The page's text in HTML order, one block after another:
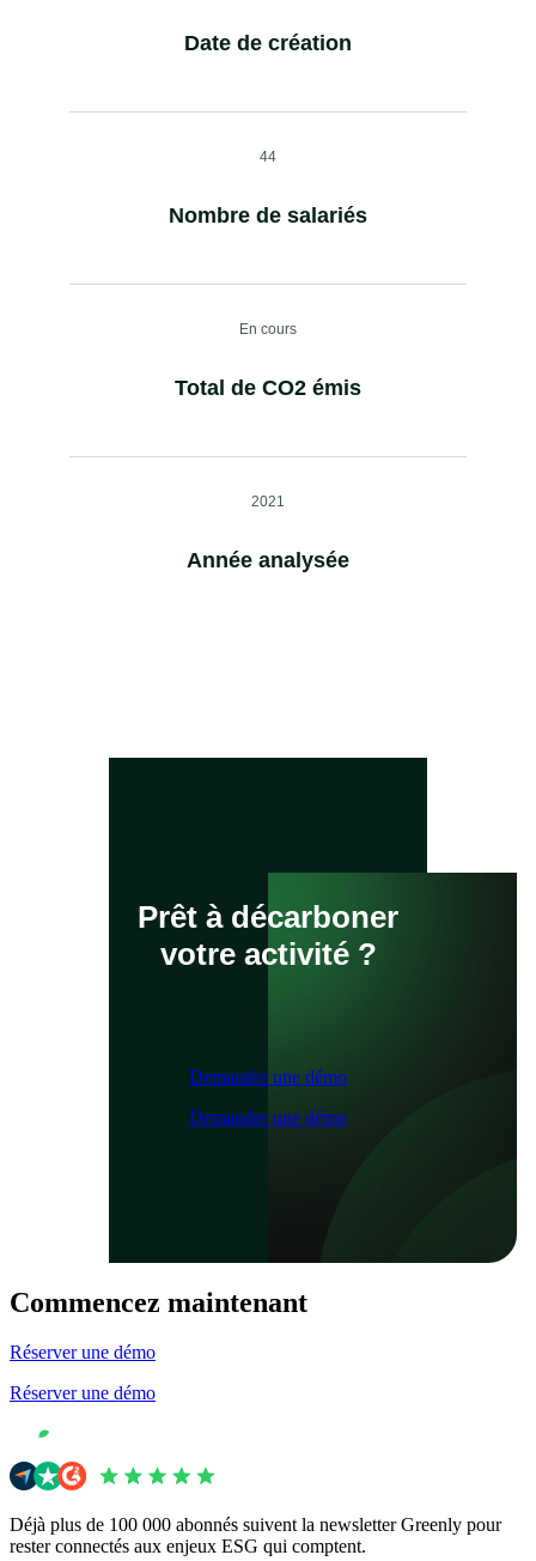
Date de création
44
Nombre de salariés
En cours
Total de CO2 émis
2021
Année analysée
Prêt à décarboner
votre activité ?
Demander une démo
Demander une démo
Commencez maintenant
Réserver une démo
Réserver une démo
Déjà plus de 100 000 abonnés suivent la newsletter Greenly pour
rester connectés aux enjeux ESG qui comptent.